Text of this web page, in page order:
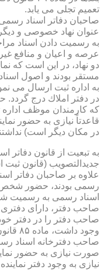
تعمیم تجلی می یابد.
صاحبان دفاتر اسناد
عنوان نهاد خصوصی و
به رسمیت دادن اسناد
عرصه و اعیان و منافع
دو نهاد، در این است كه
مستقر بودند و اصول
به اداره ثبت ارسال می
در دفتر املاك درج گردد.
كه كارمندان موظف اداره
قاعدتاً نیازی به حضور
در مكان دیگر است)
علاوه بر صاحبان دفاتر
رسمی بودند، حضور شخص
اسناد رسمی به رسمیت
صاحب دفتر، دارای
صاحب دفتر را در دفتر خود
وجود
صاحب دفترخانه اسناد
صورت نیازی به حضور
نیازی به وجود دفتر